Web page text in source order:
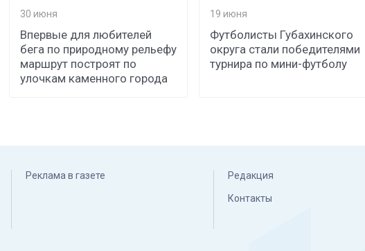
30 июня
Впервые для любителей
бега по природному рельефу
маршрут построят по
улочкам каменного города
19 июня
Футболисты Губахинского
округа стали победителями
турнира по мини-футболу
Реклама в газете Редакция
Контакты